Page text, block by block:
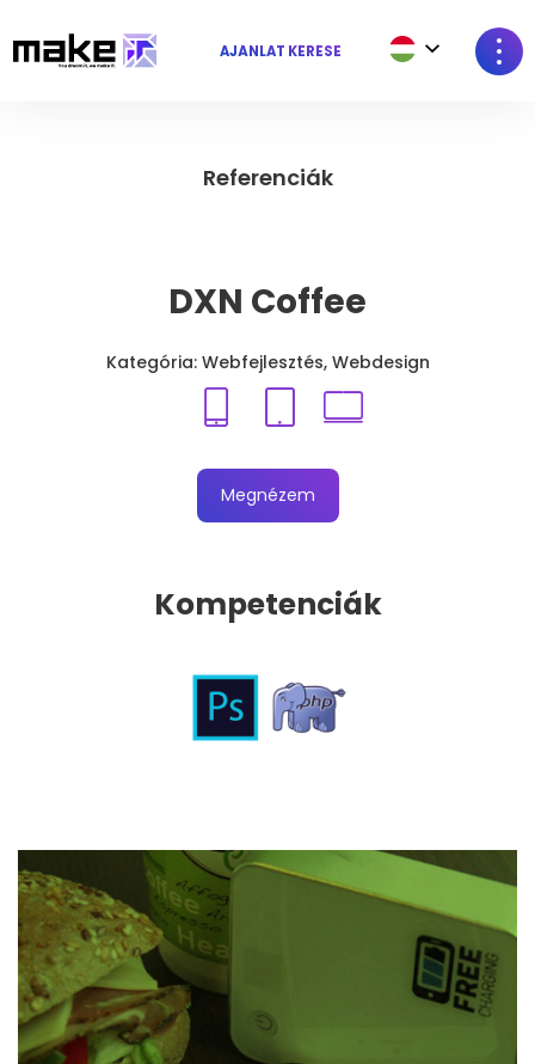
AJÁNLAT KÉRÉSE
Referenciák
DXN Coffee
Kategória: Webfejlesztés, Webdesign
Megnézem
Kompetenciák